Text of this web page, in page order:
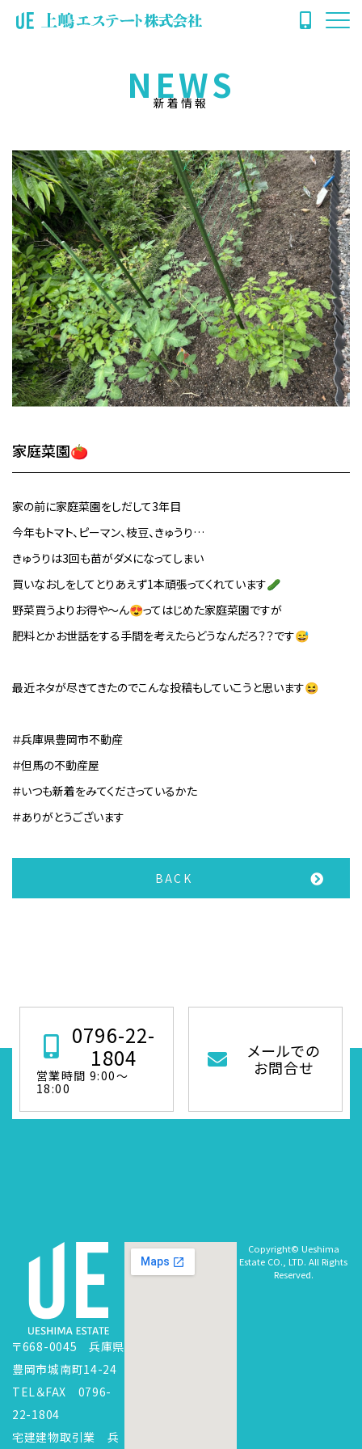
NEWS
新着情報
家庭菜園🍅
家の前に家庭菜園をしだして3年目
今年もトマト、ピーマン、枝豆、きゅうり…
きゅうりは3回も苗がダメになってしまい
買いなおしをしてとりあえず1本頑張ってくれています🥒
野菜買うよりお得や～ん😍ってはじめた家庭菜園ですが
肥料とかお世話をする手間を考えたらどうなんだろ？？です😅
最近ネタが尽きてきたのでこんな投稿もしていこうと思います😆
＃兵庫県豊岡市不動産
＃但馬の不動産屋
＃いつも新着をみてくださっているかた
＃ありがとうございます
BACK
0796-22-
1804
営業時間 9:00～
18:00
メールでの
お問合せ
〒668-0045 兵庫県
豊岡市城南町14-24
TEL＆FAX 0796-
22-1804
宅建建物取引業 兵
Copyright© Ueshima
Estate CO., LTD. All Rights
Reserved.